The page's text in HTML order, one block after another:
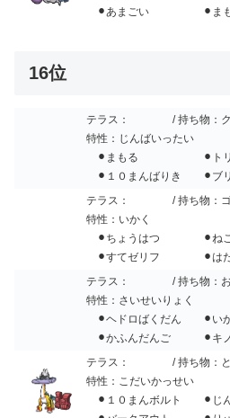
⚫︎あまごい ⚫︎まも
16位
テラス：
/ 持ち物：
特性：じんばいったい
⚫︎まもる ⚫︎トリッ
⚫︎１０まんばりき ⚫︎ブリ
テラス：
/ 持ち物：
特性：いかく
⚫︎ちょうはつ ⚫︎ねこ
⚫︎すてゼリフ ⚫︎はた
テラス：
/ 持ち物：
特性：さいせいりょく
⚫︎ヘドロばくだん ⚫︎い
⚫︎かふんだんご ⚫︎キノ
テラス：
/ 持ち物：
特性：こだいかっせい
⚫︎１０まんボルト ⚫︎じ